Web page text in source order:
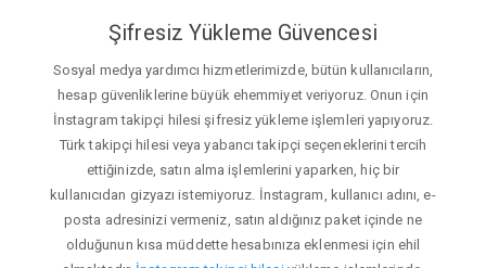
Şifresiz Yükleme Güvencesi
Sosyal medya yardımcı hizmetlerimizde, bütün kullanıcıların,
hesap güvenliklerine büyük ehemmiyet veriyoruz. Onun için
İnstagram takipçi hilesi şifresiz yükleme işlemleri yapıyoruz.
Türk takipçi hilesi veya yabancı takipçi seçeneklerini tercih
ettiğinizde, satın alma işlemlerini yaparken, hiç bir
kullanıcıdan gizyazı istemiyoruz. İnstagram, kullanıcı adını, e-
posta adresinizi vermeniz, satın aldığınız paket içinde ne
olduğunun kısa müddette hesabınıza eklenmesi için ehil